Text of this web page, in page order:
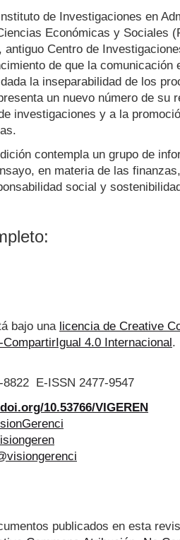
de Investigaciones en
Económicas y Sociales
antiguo Centro de
de que la comunicación
la inseparabilidad de los
un nuevo número de su
investigaciones y a la
contempla un grupo de
en materia de las
social y
bajo una licencia de Creative
4.0 Internacional .
8822 E-ISSN 2477-9547
10.53766/VIGEREN
publicados en esta